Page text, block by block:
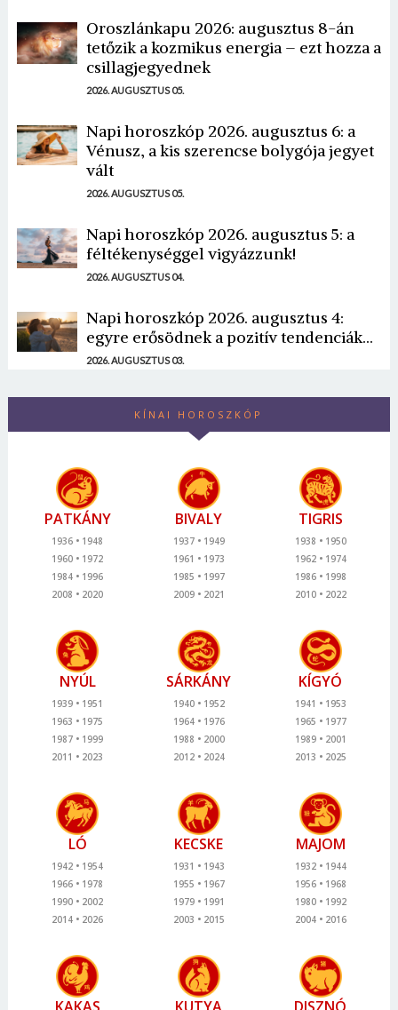
Oroszlánkapu 2026: augusztus 8-án
tetőzik a kozmikus energia – ezt hozza a
csillagjegyednek
2026. AUGUSZTUS 05.
Napi horoszkóp 2026. augusztus 6: a
Vénusz, a kis szerencse bolygója jegyet
vált
2026. AUGUSZTUS 05.
Napi horoszkóp 2026. augusztus 5: a
féltékenységgel vigyázzunk!
2026. AUGUSZTUS 04.
Napi horoszkóp 2026. augusztus 4:
egyre erősödnek a pozitív tendenciák...
2026. AUGUSZTUS 03.
KÍNAI HOROSZKÓP
PATKÁNY
1936
1948
1960
1972
1984
1996
2008
2020
BIVALY
1937
1949
1961
1973
1985
1997
2009
2021
TIGRIS
1938
1950
1962
1974
1986
1998
2010
2022
NYÚL
1939
1951
1963
1975
1987
1999
2011
2023
SÁRKÁNY
1940
1952
1964
1976
1988
2000
2012
2024
KÍGYÓ
1941
1953
1965
1977
1989
2001
2013
2025
LÓ
1942
1954
1966
1978
1990
2002
2014
2026
KECSKE
1931
1943
1955
1967
1979
1991
2003
2015
MAJOM
1932
1944
1956
1968
1980
1992
2004
2016
KAKAS KUTYA DISZNÓ